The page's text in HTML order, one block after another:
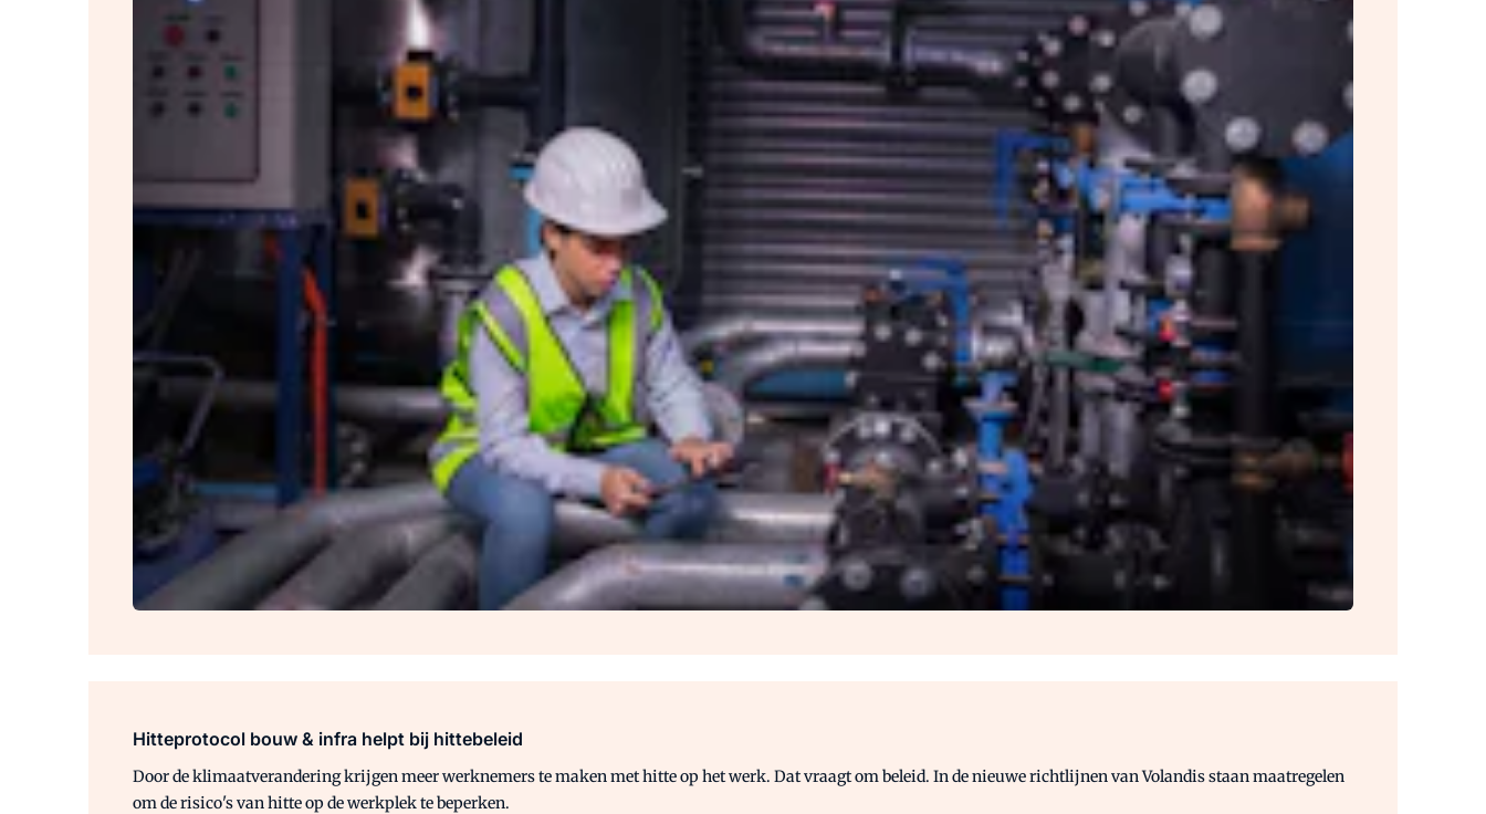
Hitteprotocol bouw & infra helpt bij hittebeleid
Door de klimaatverandering krijgen meer werknemers te maken met hitte op het werk. Dat vraagt om beleid. In de nieuwe richtlijnen van Volandis staan maatregelen
om de risico's van hitte op de werkplek te beperken.